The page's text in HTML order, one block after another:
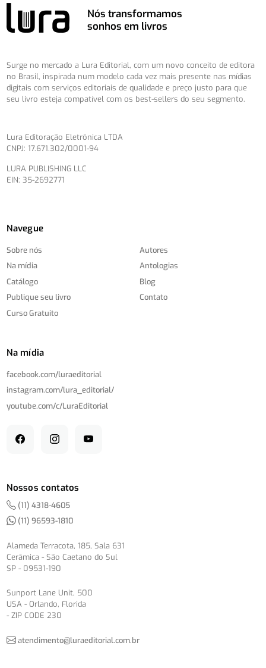
Nós transformamos
sonhos em livros
Surge no mercado a Lura Editorial, com um novo conceito de editora
no Brasil, inspirada num modelo cada vez mais presente nas mídias
digitais com serviços editoriais de qualidade e preço justo para que
seu livro esteja compatível com os best-sellers do seu segmento.
Lura Editoração Eletrônica LTDA
CNPJ: 17.671.302/0001-94
LURA PUBLISHING LLC
EIN: 35-2692771
Navegue
Sobre nós
Na mídia
Catálogo
Publique seu livro
Curso Gratuito
Autores
Antologias
Blog
Contato
Na mídia
facebook.com/luraeditorial
instagram.com/lura_editorial/
youtube.com/c/LuraEditorial
Nossos contatos
(11) 4318-4605
(11) 96593-1810
Alameda Terracota, 185, Sala 631
Cerâmica - São Caetano do Sul
SP - 09531-190
Sunport Lane Unit, 500
USA - Orlando, Florida
- ZIP CODE 230
atendimento@luraeditorial.com.br